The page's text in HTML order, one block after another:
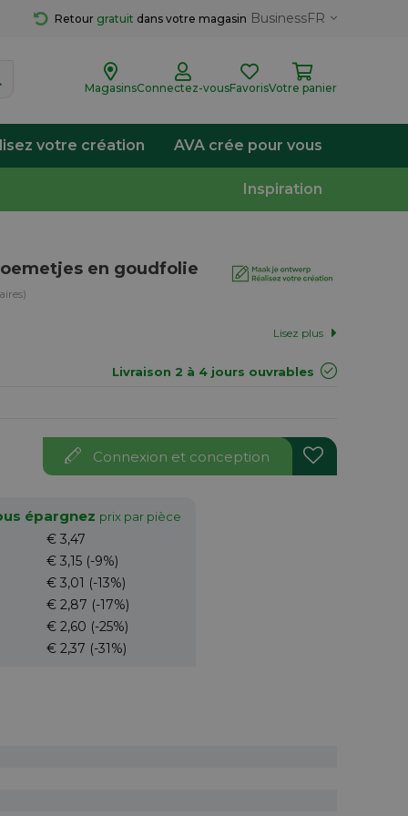
Retour gratuit dans votre magasin BusinessFR
MagasinsConnectez-vousFavorisVotre panier
votre création AVA crée pour vous
Inspiration
en goudfolie
Lisez plus
Livraison 2 à 4 jours ouvrables
Connexion et conception
épargnez prix par pièce
€ 3,47
€ 3,15 (-9%)
€ 3,01 (-13%)
€ 2,87 (-17%)
€ 2,60 (-25%)
€ 2,37 (-31%)